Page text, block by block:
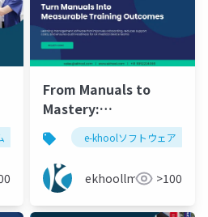
e-khoolソフトウェア
From Manuals to
Mastery:
Transforming
Medical Device
Training with e-
KHOOL | United
Kingdom
e-khoolソフトウェア
ekhoollms >100